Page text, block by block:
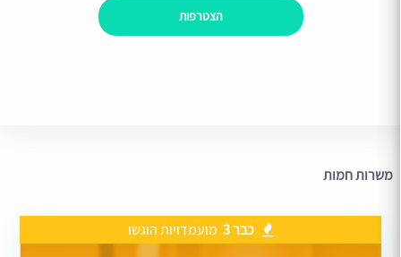
הצטרפות
משרות חמות
כבר 3 מועמדויות הוגשו